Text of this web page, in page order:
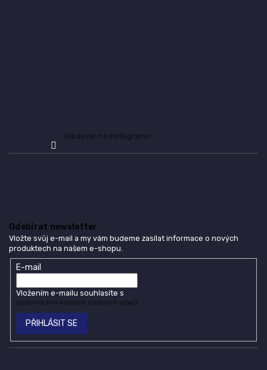
Sledovat na Instagramu
Odebírat newsletter
Vložte svůj e-mail a my vám budeme zasílat informace o nových
produktech na našem e-shopu.
E-mail
Vložením e-mailu souhlasíte s
podmínkami ochrany osobních údajů
PŘIHLÁSIT SE